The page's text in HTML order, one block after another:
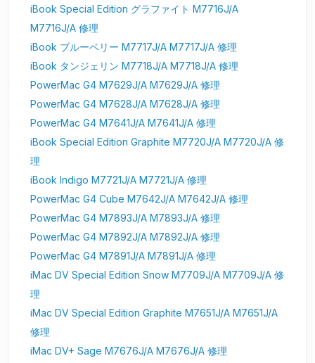
iBook Special Edition グラファイト M7716J/A
M7716J/A 修理
iBook ブルーベリー M7717J/A M7717J/A 修理
iBook タンジェリン M7718J/A M7718J/A 修理
PowerMac G4 M7629J/A M7629J/A 修理
PowerMac G4 M7628J/A M7628J/A 修理
PowerMac G4 M7641J/A M7641J/A 修理
iBook Special Edition Graphite M7720J/A M7720J/A 修
理
iBook Indigo M7721J/A M7721J/A 修理
PowerMac G4 Cube M7642J/A M7642J/A 修理
PowerMac G4 M7893J/A M7893J/A 修理
PowerMac G4 M7892J/A M7892J/A 修理
PowerMac G4 M7891J/A M7891J/A 修理
iMac DV Special Edition Snow M7709J/A M7709J/A 修
理
iMac DV Special Edition Graphite M7651J/A M7651J/A
修理
iMac DV+ Sage M7676J/A M7676J/A 修理